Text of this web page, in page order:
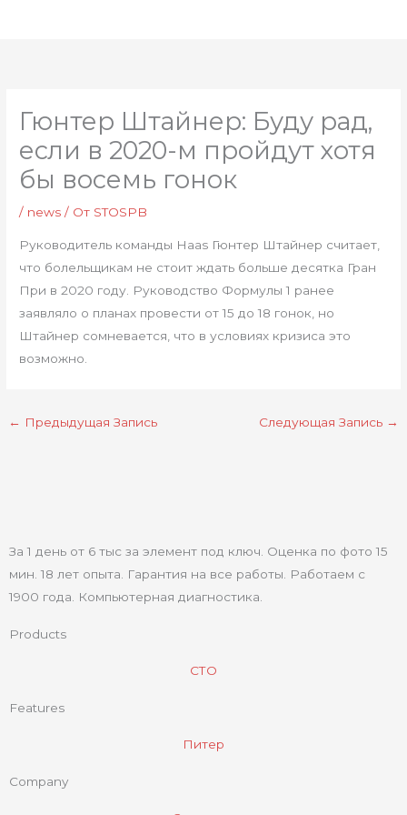
Гюнтер Штайнер: Буду рад,
если в 2020-м пройдут хотя
бы восемь гонок
/ news / От STOSPB
Руководитель команды Haas Гюнтер Штайнер считает,
что болельщикам не стоит ждать больше десятка Гран
При в 2020 году. Руководство Формулы 1 ранее
заявляло о планах провести от 15 до 18 гонок, но
Штайнер сомневается, что в условиях кризиса это
возможно.
← Предыдущая Запись Следующая Запись →
За 1 день от 6 тыс за элемент под ключ. Оценка по фото 15
мин. 18 лет опыта. Гарантия на все работы. Работаем с
1900 года. Компьютерная диагностика.
Products
СТО
Features
Питер
Company